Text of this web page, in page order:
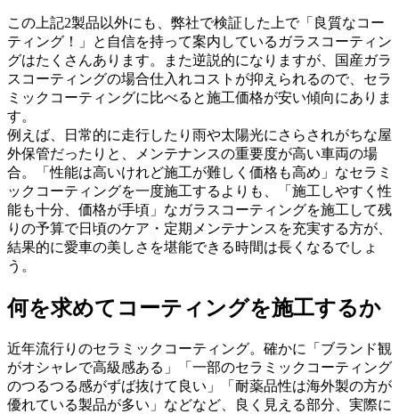
この上記2製品以外にも、弊社で検証した上で「良質なコー
ティング！」と自信を持って案内しているガラスコーティン
グはたくさんあります。また逆説的になりますが、国産ガラ
スコーティングの場合仕入れコストが抑えられるので、セラ
ミックコーティングに比べると施工価格が安い傾向にありま
す。
例えば、日常的に走行したり雨や太陽光にさらされがちな屋
外保管だったりと、メンテナンスの重要度が高い車両の場
合。「性能は高いけれど施工が難しく価格も高め」なセラミ
ックコーティングを一度施工するよりも、「施工しやすく性
能も十分、価格が手頃」なガラスコーティングを施工して残
りの予算で日頃のケア・定期メンテナンスを充実する方が、
結果的に愛車の美しさを堪能できる時間は長くなるでしょ
う。
何を求めてコーティングを施工するか
近年流行りのセラミックコーティング。確かに「ブランド観
がオシャレで高級感ある」「一部のセラミックコーティング
のつるつる感がずば抜けて良い」「耐薬品性は海外製の方が
優れている製品が多い」などなど、良く見える部分、実際に